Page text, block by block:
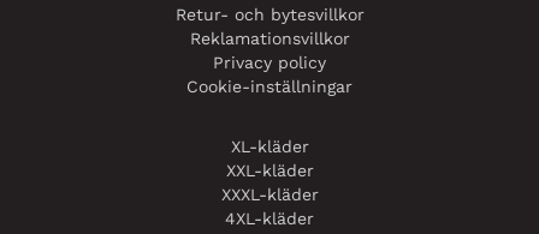
Retur- och bytesvillkor
Reklamationsvillkor
Privacy policy
Cookie-inställningar
XL-kläder
XXL-kläder
XXXL-kläder
4XL-kläder